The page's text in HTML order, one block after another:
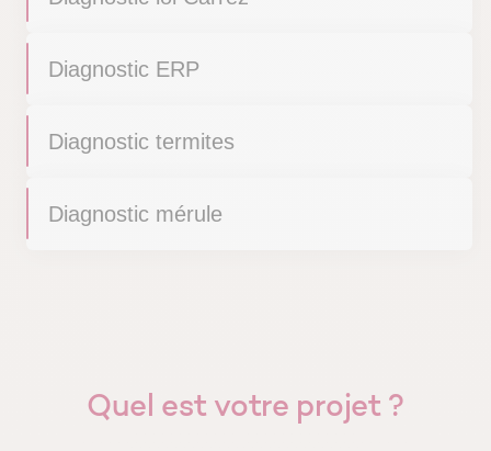
Diagnostic ERP
Diagnostic termites
Diagnostic mérule
Quel est votre projet ?